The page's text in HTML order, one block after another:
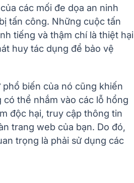
các mối đe dọa an ninh
tấn công. Những cuộc tấn
tiếng và thậm chí là thiệt hại
huy tác dụng để bảo vệ
biến của nó cũng khiến
thể nhắm vào các lỗ hổng
độc hại, truy cập thông tin
trang web của bạn. Do đó,
trọng là phải sử dụng các